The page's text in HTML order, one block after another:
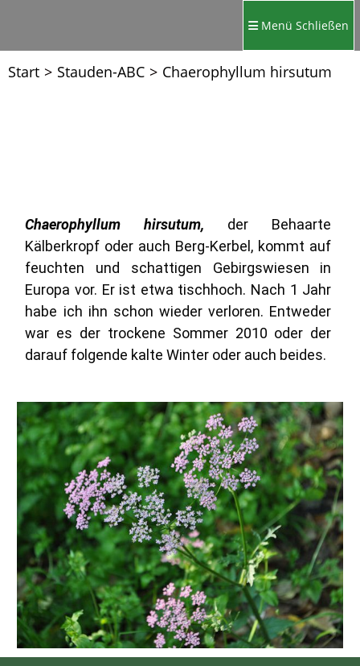
Menü Schließen
Start > Stauden-ABC > Chaerophyllum hirsutum
Chaerophyllum hirsutum, der Behaarte
Kälberkropf oder auch Berg-Kerbel, kommt auf
feuchten und schattigen Gebirgswiesen in
Europa vor. Er ist etwa tischhoch. Nach 1 Jahr
habe ich ihn schon wieder verloren. Entweder
war es der trockene Sommer 2010 oder der
darauf folgende kalte Winter oder auch beides.